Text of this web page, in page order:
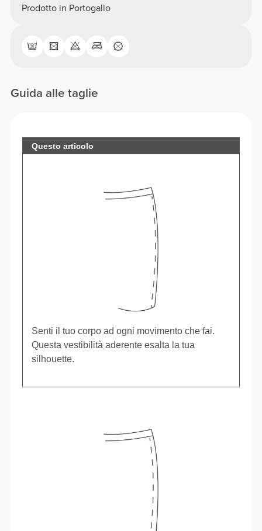
Prodotto in Portogallo
Guida alle taglie
Questo articolo
Senti il tuo corpo ad ogni movimento che fai.
Questa vestibilità aderente esalta la tua
silhouette.